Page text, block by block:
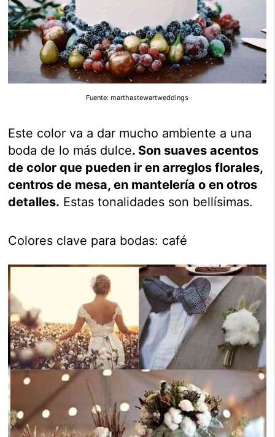
Fuente: marthastewartweddings
Este color va a dar mucho ambiente a una
boda de lo más dulce. Son suaves acentos
de color que pueden ir en arreglos florales,
centros de mesa, en mantelería o en otros
detalles. Estas tonalidades son bellísimas.
Colores clave para bodas: café